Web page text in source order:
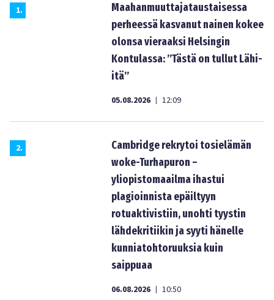
1.
Maahanmuuttajataustaisessa
perheessä kasvanut nainen kokee
olonsa vieraaksi Helsingin
Kontulassa: ”Tästä on tullut Lähi-
itä”
05.08.2026 | 12:09
2.
Cambridge rekrytoi tosielämän
woke-Turhapuron –
yliopistomaailma ihastui
plagioinnista epäiltyyn
rotuaktivistiin, unohti tyystin
lähdekritiikin ja syyti hänelle
kunniatohtoruuksia kuin
saippuaa
06.08.2026 | 10:50